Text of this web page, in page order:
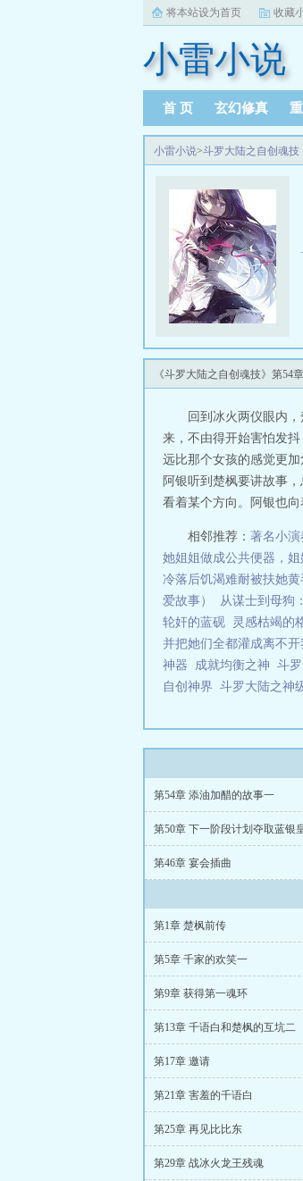
将本站设为首页 收藏
小雷小说
首 页 玄幻修真
小雷小说>斗罗大陆之自创魂技
《斗罗大陆之自创魂技》第54
回到冰火两仪眼内
来，不由得开始害怕发
远比那个女孩的感觉更
阿银听到楚枫要讲故事
看着某个方向。阿银也
相邻推荐： 著名小
她姐姐做成公共便器，
冷落后饥渴难耐被扶她
爱故事）
从谋士到母狗
轮奸的蓝砚
灵感枯竭的
并把她们全都灌成离不
神器 成就均衡之神 斗
自创神界 斗罗大陆之神
第54章 添油加醋的故事一
第50章 下一阶段计划夺取蓝银
第46章 宴会插曲
第1章 楚枫前传
第5章 千家的欢笑一
第9章 获得第一魂环
第13章 千语白和楚枫的互坑二
第17章 邀请
第21章 害羞的千语白
第25章 再见比比东
第29章 战冰火龙王残魂